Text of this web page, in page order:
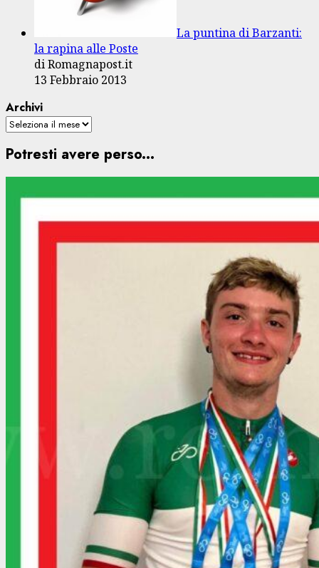
La puntina di Barzanti:
la rapina alle Poste
di Romagnapost.it
13 Febbraio 2013
Archivi
Potresti avere perso...